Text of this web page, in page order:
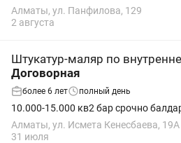
Алматы, ул. Панфилова, 129
2 августа
Штукатур-маляр по
Договорная
более 6 лет полный день
10.000-15.000 кв2 бар срочно
Алматы, ул. Исмета Кенесбаева, 19А
31 июля